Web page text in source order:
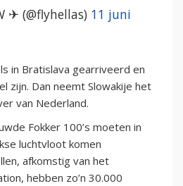
✈ (@flyhellas) 11 juni
in Bratislava gearriveerd en
zijn. Dan neemt Slowakije het
van Nederland.
Fokker 100’s moeten in
luchtvloot komen
afkomstig van het
hebben zo’n 30.000